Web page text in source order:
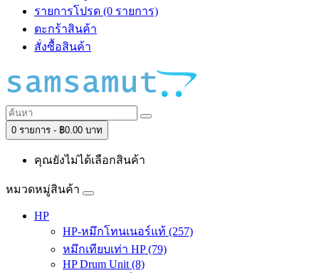
รายการโปรด (0 รายการ)
ตะกร้าสินค้า
สั่งซื้อสินค้า
0 รายการ - ฿0.00 บาท
คุณยังไม่ได้เลือกสินค้า
หมวดหมู่สินค้า
HP
HP-หมึกโทนเนอร์แท้ (257)
หมึกเทียบเท่า HP (79)
HP Drum Unit (8)